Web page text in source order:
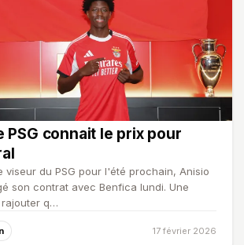
PSG connait le prix pour
viseur du PSG pour l'été prochain, Anisio
son contrat avec Benfica lundi. Une
q…
17 février 2026